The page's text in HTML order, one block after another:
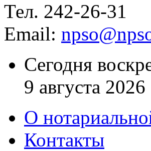
Тел. 242-26-31
Email:
Сегодня
9 августа 2026
О
Контакты